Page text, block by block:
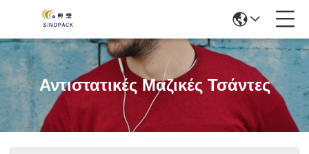
Αντιστατικές Μαζικές Τσάντες